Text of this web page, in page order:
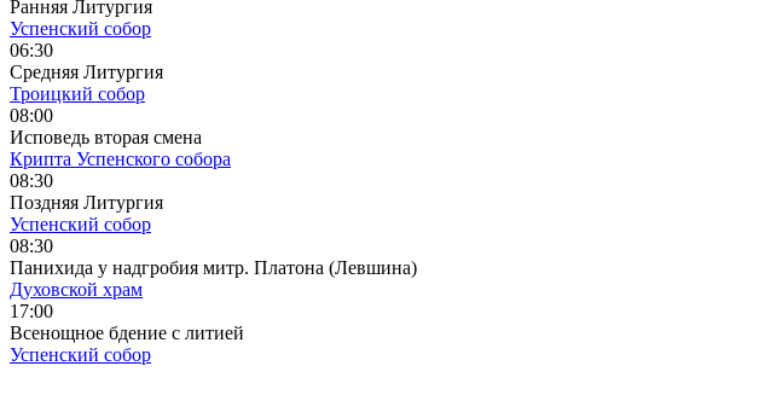
Ранняя Литургия
Успенский собор
06:30
Средняя Литургия
Троицкий собор
08:00
Исповедь вторая смена
Крипта Успенского собора
08:30
Поздняя Литургия
Успенский собор
08:30
Панихида у надгробия митр. Платона (Левшина)
Духовской храм
17:00
Всенощное бдение с литией
Успенский собор